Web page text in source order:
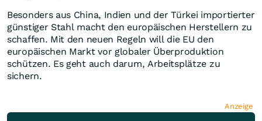
Besonders aus China, Indien und der Türkei importierter
günstiger Stahl macht den europäischen Herstellern zu
schaffen. Mit den neuen Regeln will die EU den
europäischen Markt vor globaler Überproduktion
schützen. Es geht auch darum, Arbeitsplätze zu
sichern.
Anzeige